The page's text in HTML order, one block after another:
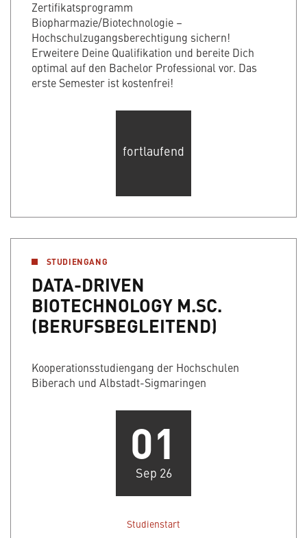
Zertifikatsprogramm
Biopharmazie/Biotechnologie –
Hochschulzugangsberechtigung sichern!
Erweitere Deine Qualifikation und bereite Dich
optimal auf den Bachelor Professional vor. Das
erste Semester ist kostenfrei!
fortlaufend
STUDIENGANG
DATA-DRIVEN
BIOTECHNOLOGY M.SC.
(BERUFSBEGLEITEND)
Kooperationsstudiengang der Hochschulen
Biberach und Albstadt-Sigmaringen
01
Sep 26
Studienstart